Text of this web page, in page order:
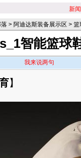
新闻
落 > 阿迪达斯装备展示区 > 篮
智能篮球
我来说两句
】